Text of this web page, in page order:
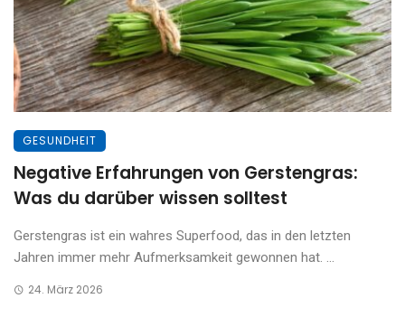
GESUNDHEIT
Negative Erfahrungen von Gerstengras:
Was du darüber wissen solltest
Gerstengras ist ein wahres Superfood, das in den letzten
Jahren immer mehr Aufmerksamkeit gewonnen hat. ...
24. März 2026